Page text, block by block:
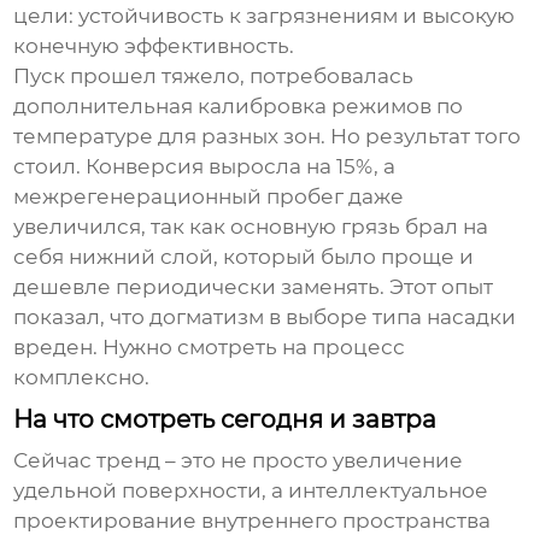
цели: устойчивость к загрязнениям и высокую
конечную эффективность.
Пуск прошел тяжело, потребовалась
дополнительная калибровка режимов по
температуре для разных зон. Но результат того
стоил. Конверсия выросла на 15%, а
межрегенерационный пробег даже
увеличился, так как основную грязь брал на
себя нижний слой, который было проще и
дешевле периодически заменять. Этот опыт
показал, что догматизм в выборе типа насадки
вреден. Нужно смотреть на процесс
комплексно.
На что смотреть сегодня и завтра
Сейчас тренд – это не просто увеличение
удельной поверхности, а интеллектуальное
проектирование внутреннего пространства